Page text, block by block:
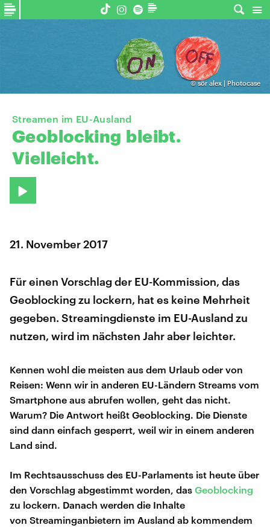
©sör alex | Photocase
Streamen im EU-Ausland
Geoblocking bleibt.
Vielleicht.
21. November 2017
Für einen Vorschlag der EU-Kommission, das
Geoblocking zu lockern, hat es keine Mehrheit
gegeben. Streamingdienste im EU-Ausland zu
nutzen, wird im nächsten Jahr aber leichter.
Kennen wohl die meisten aus dem Urlaub oder von
Reisen: Wenn wir in anderen EU-Ländern Streams vom
Smartphone aus abrufen wollen, geht das nicht.
Warum? Die Antwort heißt Geoblocking. Die Dienste
sind dann einfach gesperrt, weil wir in einem anderen
Land sind.
Im Rechtsausschuss des EU-Parlaments ist heute über
den Vorschlag abgestimmt worden, das Geoblocking
zu lockern. Danach werden die Inhalte
von Streaminganbietern im Ausland ab kommendem